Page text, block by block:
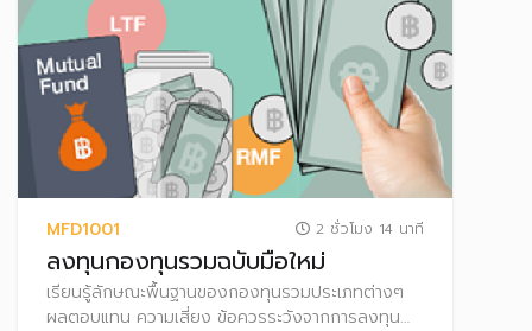
MFD1001 2 ชั่วโมง 14 นาที
ลงทุนกองทุนรวมฉบับมือใหม่
เรียนรู้ลักษณะพื้นฐานของกองทุนรวมประเภทต่างๆ
ผลตอบแทน ความเสี่ยง ข้อควรระวังจากการลงทุน